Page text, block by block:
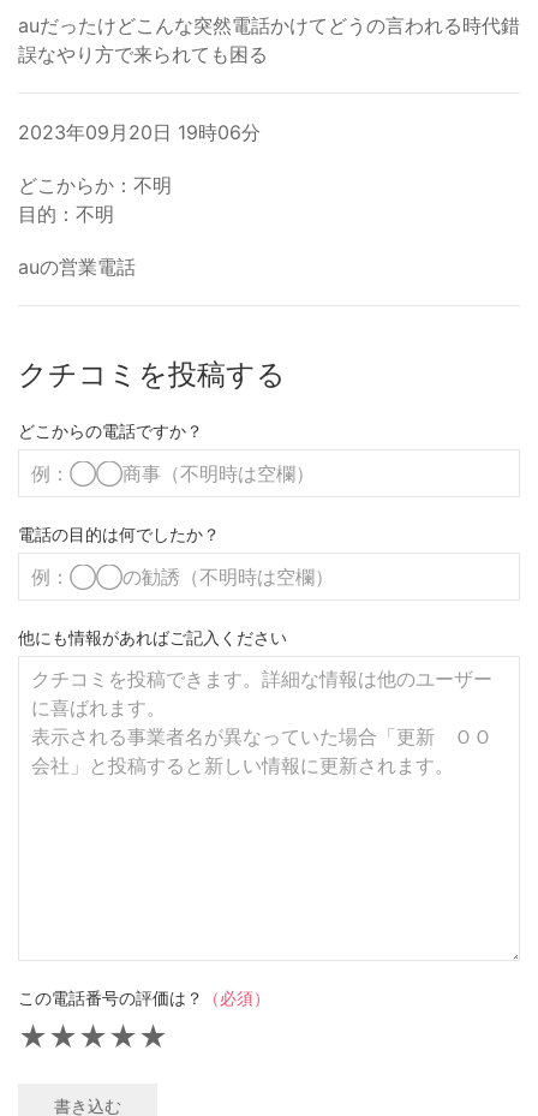
auだったけどこんな突然電話かけてどうの言われる時代錯
誤なやり方で来られても困る
2023年09月20日 19時06分
どこからか：不明
目的：不明
auの営業電話
クチコミを投稿する
どこからの電話ですか？
電話の目的は何でしたか？
他にも情報があればご記入ください
この電話番号の評価は？ （必須）
★
★
★
★
★
書き込む